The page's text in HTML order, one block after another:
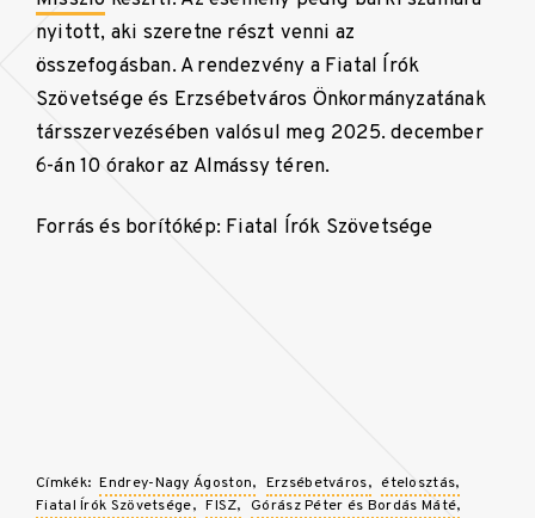
nyitott, aki szeretne részt venni az
összefogásban. A rendezvény a Fiatal Írók
Szövetsége és Erzsébetváros Önkormányzatának
társszervezésében valósul meg 2025. december
6-án 10 órakor az Almássy téren.
Forrás és borítókép: Fiatal Írók Szövetsége
Címkék: Endrey-Nagy Ágoston Erzsébetváros
ételosztás
Fiatal Írók Szövetsége
FISZ
Górász Péter és Bordás Máté